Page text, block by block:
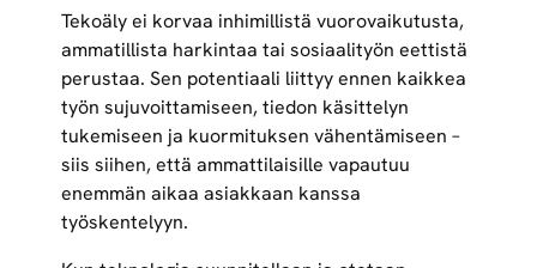
Tekoäly ei korvaa inhimillistä vuorovaikutusta,
ammatillista harkintaa tai sosiaalityön eettistä
perustaa. Sen potentiaali liittyy ennen kaikkea
työn sujuvoittamiseen, tiedon käsittelyn
tukemiseen ja kuormituksen vähentämiseen –
siis siihen, että ammattilaisille vapautuu
enemmän aikaa asiakkaan kanssa
työskentelyyn.